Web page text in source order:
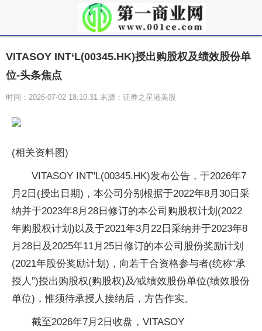
VITASOY INT‘L(00345.HK)授出购股权及绩效股份单
位-头条焦点
时间：2026-07-02 18:10:31 来源：证券之星港美股
(相关资料图)
VITASOY INT"L(00345.HK)发布公告，于2026年7
月2日(授出日期)，本公司分别根据于2022年8月30日采
纳并于2023年8月28日修订的本公司购股权计划(2022
年购股权计划)以及于2021年3月22日采纳并于2023年8
月28日及2025年11月25日修订的本公司股份奖励计划
(2021年股份奖励计划)，向若干合资格参与者(统称“承
授人”)授出购股权(购股权)及∕或绩效股份单位(绩效股份
单位)，惟须待承授人接纳后，方告作实。
截至2026年7月2日收盘，VITASOY